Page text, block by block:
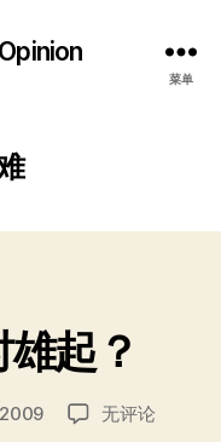
菜单
起？
视
无评论